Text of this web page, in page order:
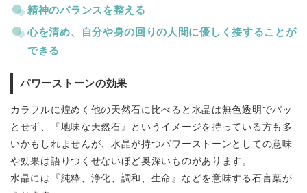
精神のバランスを整える
心を清め、自分や身の回りの人間に優しく接することが
できる
パワーストーンの効果
カラフルに煌めく他の天然石に比べると水晶は無色透明でパッ
とせず、『地味な天然石』というイメージを持っている方も多
いかもしれませんが、水晶が持つパワーストーンとしての意味
や効果は語りつくせないほど奥深いものがあります。
水晶には『純粋、浄化、調和、生命』などを意味する石言葉が